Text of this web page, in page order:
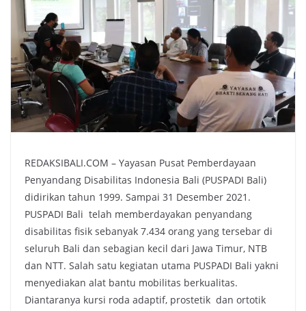
REDAKSIBALI.COM – Yayasan Pusat Pemberdayaan
Penyandang Disabilitas Indonesia Bali (PUSPADI Bali)
didirikan tahun 1999. Sampai 31 Desember 2021.
PUSPADI Bali telah memberdayakan penyandang
disabilitas fisik sebanyak 7.434 orang yang tersebar di
seluruh Bali dan sebagian kecil dari Jawa Timur, NTB
dan NTT. Salah satu kegiatan utama PUSPADI Bali yakni
menyediakan alat bantu mobilitas berkualitas.
Diantaranya kursi roda adaptif, prostetik dan ortotik